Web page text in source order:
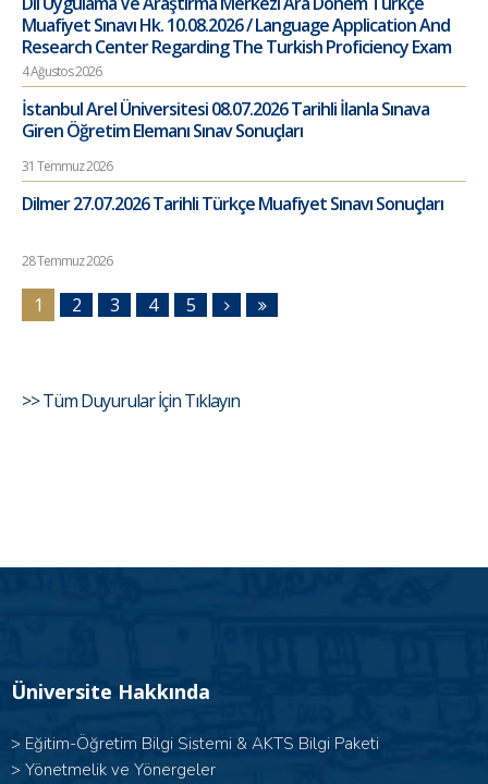
Muafiyet Sınavı Hk. 10.08.2026 / Language Application And
Research Center Regarding The Turkish Proficiency Exam
4 Ağustos 2026
İstanbul Arel Üniversitesi 08.07.2026 Tarihli İlanla Sınava
Giren Öğretim Elemanı Sınav Sonuçları
31 Temmuz 2026
Dilmer 27.07.2026 Tarihli Türkçe Muafiyet Sınavı Sonuçları
28 Temmuz 2026
1 2 3 4 5
>> Tüm Duyurular İçin Tıklayın
Üniversite Hakkında
> Eğitim-Öğretim Bilgi Sistemi & AKTS Bilgi Paketi
> Yönetmelik ve Yönergeler